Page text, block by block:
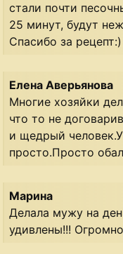
стали почти
25 минут, будут
Спасибо за рецепт:)
Елена Аверьянова
Многие хозяйки
что то не
и щедрый
просто.Просто
Марина
Делала мужу на
удивлены!!!